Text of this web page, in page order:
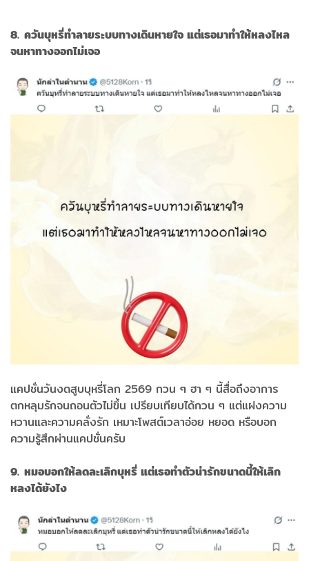
8. ควันบุหรี่ทำลายระบบทางเดินหายใจ แต่เธอมาทำให้หลงไหล
จนหาทางออกไม่เจอ
แคปชั่นวันงดสูบบุหรี่โลก 2569 กวน ๆ ฮา ๆ นี้สื่อถึงอาการ
ตกหลุมรักจนถอนตัวไม่ขึ้น เปรียบเทียบได้กวน ๆ แต่แฝงความ
หวานและความคลั่งรัก เหมาะโพสต์เวลาอ่อย หยอด หรือบอก
ความรู้สึกผ่านแคปชั่นครับ
9. หมอบอกให้ลดละเลิกบุหรี่ แต่เธอทำตัวน่ารักขนาดนี้ให้เลิก
หลงได้ยังไง